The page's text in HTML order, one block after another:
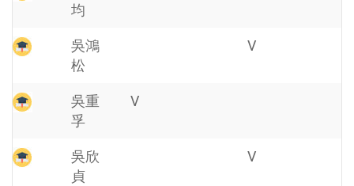
均
吳鴻
松
V
吳重
孚
V
吳欣
貞
V